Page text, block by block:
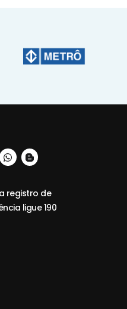
registro de
ligue 190